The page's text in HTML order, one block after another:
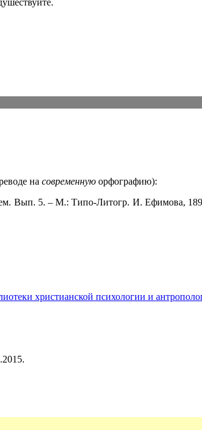
на современнуюорфографию):
Вып. 5. – М.: Типо-Литогр. И. Ефимова,
христианской психологии и